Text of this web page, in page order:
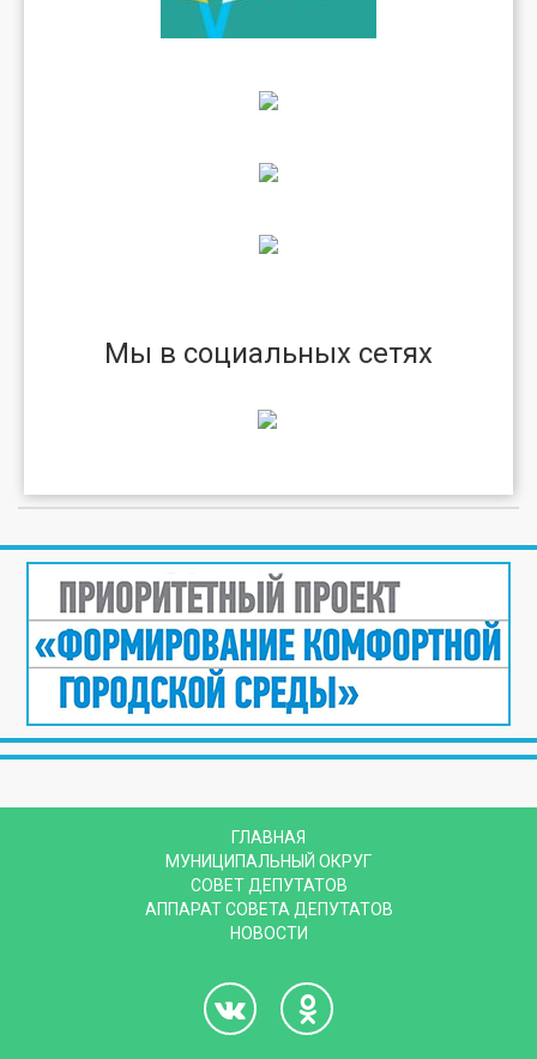
Мы в социальных сетях
ГЛАВНАЯ
МУНИЦИПАЛЬНЫЙ ОКРУГ
СОВЕТ ДЕПУТАТОВ
АППАРАТ СОВЕТА ДЕПУТАТОВ
НОВОСТИ